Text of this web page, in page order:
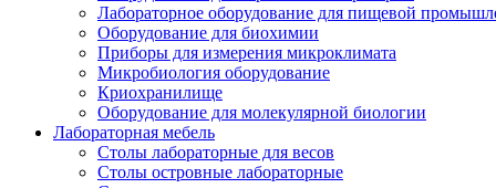
Лабораторное оборудование для пищевой
Оборудование для биохимии
Приборы для измерения микроклимата
Микробиология оборудование
Криохранилище
Оборудование для молекулярной биологии
Лабораторная мебель
Столы лабораторные для весов
Столы островные лабораторные